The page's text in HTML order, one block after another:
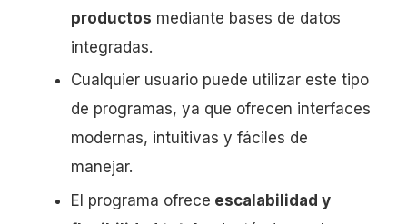
productos mediante bases de datos
integradas.
Cualquier usuario puede utilizar este tipo
de programas, ya que ofrecen interfaces
modernas, intuitivas y fáciles de
manejar.
El programa ofrece escalabilidad y